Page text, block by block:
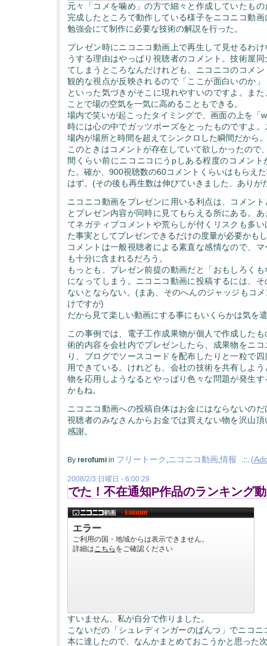
元々「コメを噛め」の方で細々と作成していたも
完成したところで動作している様子をニコニコ動
勉強会にて制作に必要な技術の解説を行った。
プレゼン時にニコニコ動画上で再生して見せるわ
うする理由はやっぱり視聴者のコメント。技術屋
てしまうところなんだけれども、ニコニコのコメ
観的な視点が反映されるので「ここが面白いのか
といった気づきがそこに現れやすいのですよ。ま
ことで場の空気を一気に高めることもできる。
場内で笑いが起こったタイミングで、画面の上を「
時には心の中でガッツポーズをとったものですよ
場内が場所と時間を超えてシンクロした瞬間だから。
このときはコメントが存在していて欲しかったので
間くらい前にニコニコにうpしある程度のコメント
た。確か、900視聴数の60コメントくらいはもらえ
はず。(その後も再生数は伸びていきました、ありが
ニコニコ動画をプレゼンに用いる利点は、コメン
とプレゼン内容が同時に見てもらえる所にある。
てネガティブコメントや荒らしが付くリスクも多
た事実としてプレゼンできるだけの度量が必要かも
コメントは一般視聴者による素直な感情なので、
も十分に含まれるだろう。
もっとも、プレゼン前提の動画だと「おもしろく
になってしまう。ニコニコ動画に投稿するには、
ないとならない。(まあ、そのへんのジャッジもコ
けですが)
だから見て楽しい動画にする事にもいくらかは気を
この事例では、電子工作成果物が個人で作成した
術的内容を会社内でプレゼンしたら、成果物をニ
り、ブログでソースコードを配布したりと一粒で
用できている。けれども、会社の技術を共有しよ
物を応用しようなるとやっぱり色々な問題が発生
かもね。
ニコニコ動画への投稿自体はお金にはならないの
視聴者のみなさんからお金では買えない物を沢山
感謝。
By rerofumi in フリートーク ニコニコ動画,情報 .::. (
2008/2/3 日曜日 - 6:00:29
でた！不在通知P作品のランキング
すいません、私が自分で作りました。
こないだの「シュレディンガーのぱんつ」でニコ
本に達したので、なんかまとめておこうかと思った